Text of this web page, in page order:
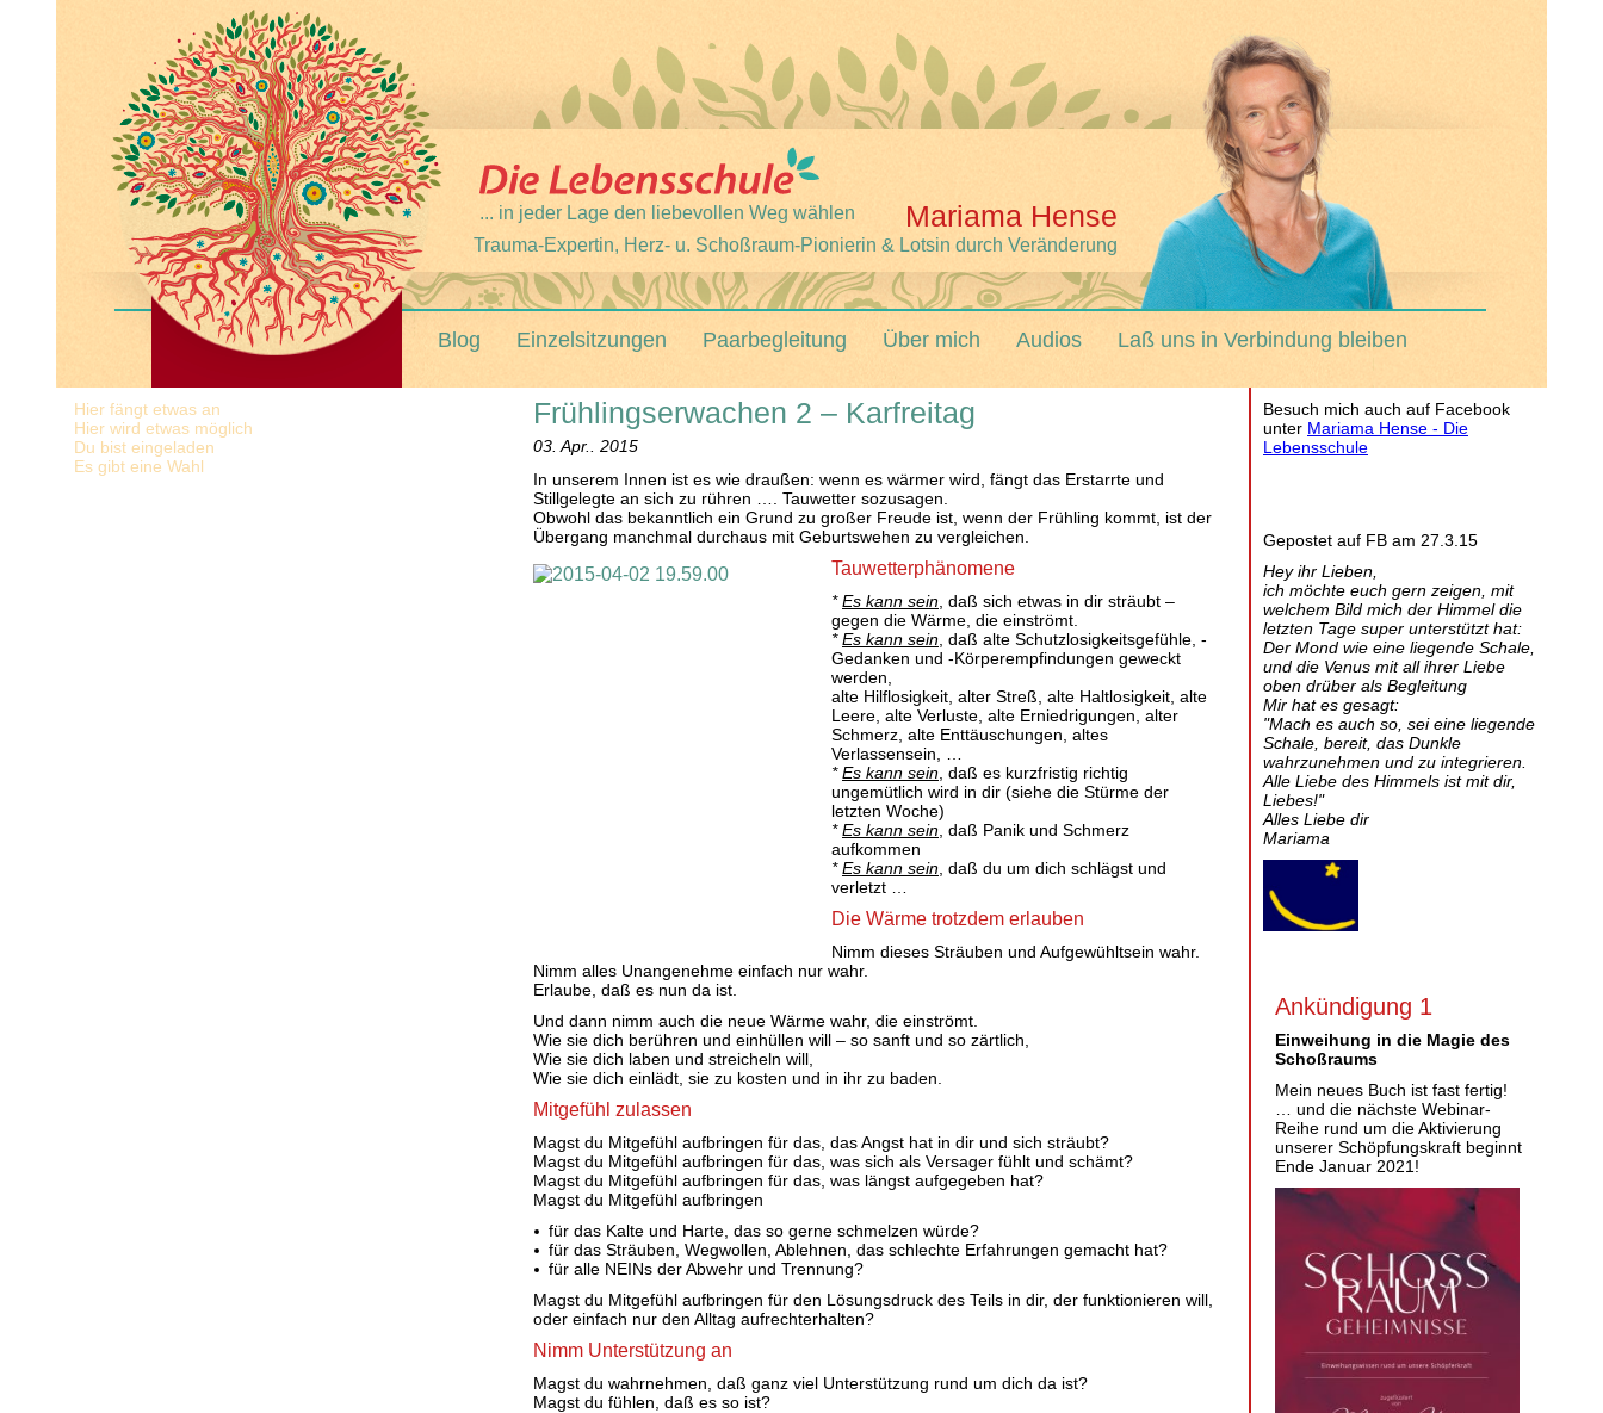
... in jeder Lage den liebevollen Weg wählen Mariama Hense
Trauma-Expertin, Herz- u. Schoßraum-Pionierin & Lotsin durch Veränderung
Blog Einzelsitzungen Paarbegleitung Über mich Audios Laß uns in Verbindung bleiben
Hier fängt etwas an
Hier wird etwas möglich
Du bist eingeladen
Es gibt eine Wahl
Besuch mich auch auf Facebook
unter Mariama Hense - Die
Lebensschule
Gepostet auf FB am 27.3.15
Hey ihr Lieben,
ich möchte euch gern zeigen, mit
welchem Bild mich der Himmel die
letzten Tage super unterstützt hat:
Der Mond wie eine liegende Schale,
und die Venus mit all ihrer Liebe
oben drüber als Begleitung
Mir hat es gesagt:
"Mach es auch so, sei eine liegende
Schale, bereit, das Dunkle
wahrzunehmen und zu integrieren.
Alle Liebe des Himmels ist mit dir,
Liebes!"
Alles Liebe dir
Mariama
Ankündigung 1
Einweihung in die Magie des
Schoßraums
Mein neues Buch ist fast fertig!
… und die nächste Webinar-
Reihe rund um die Aktivierung
unserer Schöpfungskraft beginnt
Ende Januar 2021!
Frühlingserwachen 2 – Karfreitag
03. Apr.. 2015
In unserem Innen ist es wie draußen: wenn es wärmer wird, fängt das Erstarrte und
Stillgelegte an sich zu rühren …. Tauwetter sozusagen.
Obwohl das bekanntlich ein Grund zu großer Freude ist, wenn der Frühling kommt, ist der
Übergang manchmal durchaus mit Geburtswehen zu vergleichen.
Tauwetterphänomene
*Es kann sein , daß sich etwas in dir sträubt –
gegen die Wärme, die einströmt.
*Es kann sein , daß alte Schutzlosigkeitsgefühle, -
Gedanken und -Körperempfindungen geweckt
werden,
alte Hilflosigkeit, alter Streß, alte Haltlosigkeit, alte
Leere, alte Verluste, alte Erniedrigungen, alter
Schmerz, alte Enttäuschungen, altes
Verlassensein, …
*Es kann sein , daß es kurzfristig richtig
ungemütlich wird in dir (siehe die Stürme der
letzten Woche)
*Es kann sein , daß Panik und Schmerz
aufkommen
*Es kann sein , daß du um dich schlägst und
verletzt …
Die Wärme trotzdem erlauben
Nimm dieses Sträuben und Aufgewühltsein wahr.
Nimm alles Unangenehme einfach nur wahr.
Erlaube, daß es nun da ist.
Und dann nimm auch die neue Wärme wahr, die einströmt.
Wie sie dich berühren und einhüllen will – so sanft und so zärtlich,
Wie sie dich laben und streicheln will,
Wie sie dich einlädt, sie zu kosten und in ihr zu baden.
Mitgefühl zulassen
Magst du Mitgefühl aufbringen für das, das Angst hat in dir und sich sträubt?
Magst du Mitgefühl aufbringen für das, was sich als Versager fühlt und schämt?
Magst du Mitgefühl aufbringen für das, was längst aufgegeben hat?
Magst du Mitgefühl aufbringen
für das Kalte und Harte, das so gerne schmelzen würde?
für das Sträuben, Wegwollen, Ablehnen, das schlechte Erfahrungen gemacht hat?
für alle NEINs der Abwehr und Trennung?
Magst du Mitgefühl aufbringen für den Lösungsdruck des Teils in dir, der funktionieren will,
oder einfach nur den Alltag aufrechterhalten?
Nimm Unterstützung an
Magst du wahrnehmen, daß ganz viel Unterstützung rund um dich da ist?
Magst du fühlen, daß es so ist?